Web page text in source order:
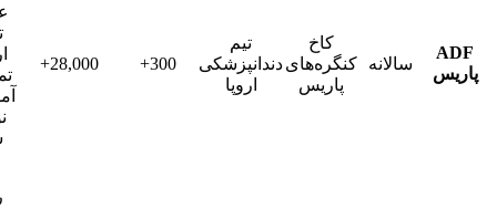
سالانه
کنگره‌هایدندانپزشکی
اروپا
300+
28,000+
اروپا، با
تمرکز بر
آموزش و